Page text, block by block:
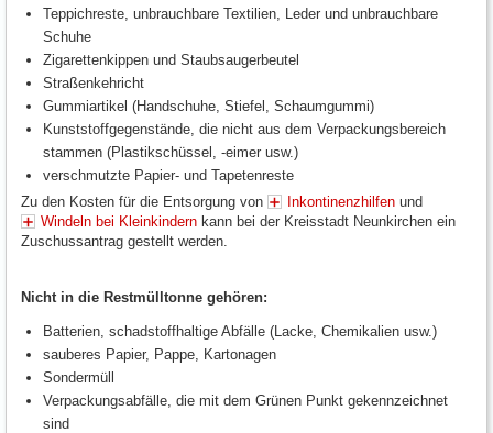
Teppichreste, unbrauchbare Textilien, Leder und unbrauchbare
Schuhe
Zigarettenkippen und Staubsaugerbeutel
Straßenkehricht
Gummiartikel (Handschuhe, Stiefel, Schaumgummi)
Kunststoffgegenstände, die nicht aus dem Verpackungsbereich
stammen (Plastikschüssel, -eimer usw.)
verschmutzte Papier- und Tapetenreste
Zu den Kosten für die Entsorgung von
Inkontinenzhilfen und
Windeln bei Kleinkindern kann bei der Kreisstadt Neunkirchen ein
Zuschussantrag gestellt werden.
Nicht in die Restmülltonne gehören:
Batterien, schadstoffhaltige Abfälle (Lacke, Chemikalien usw.)
sauberes Papier, Pappe, Kartonagen
Sondermüll
Verpackungsabfälle, die mit dem Grünen Punkt gekennzeichnet
sind